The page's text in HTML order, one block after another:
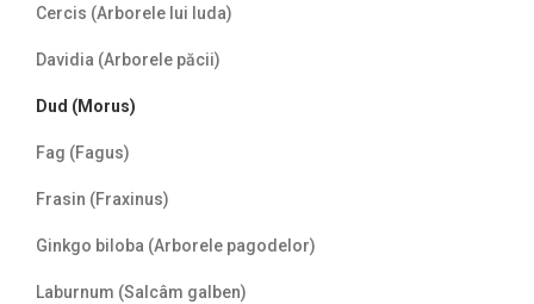
Cercis (Arborele lui Iuda)
Davidia (Arborele păcii)
Dud (Morus)
Fag (Fagus)
Frasin (Fraxinus)
Ginkgo biloba (Arborele pagodelor)
Laburnum (Salcâm galben)